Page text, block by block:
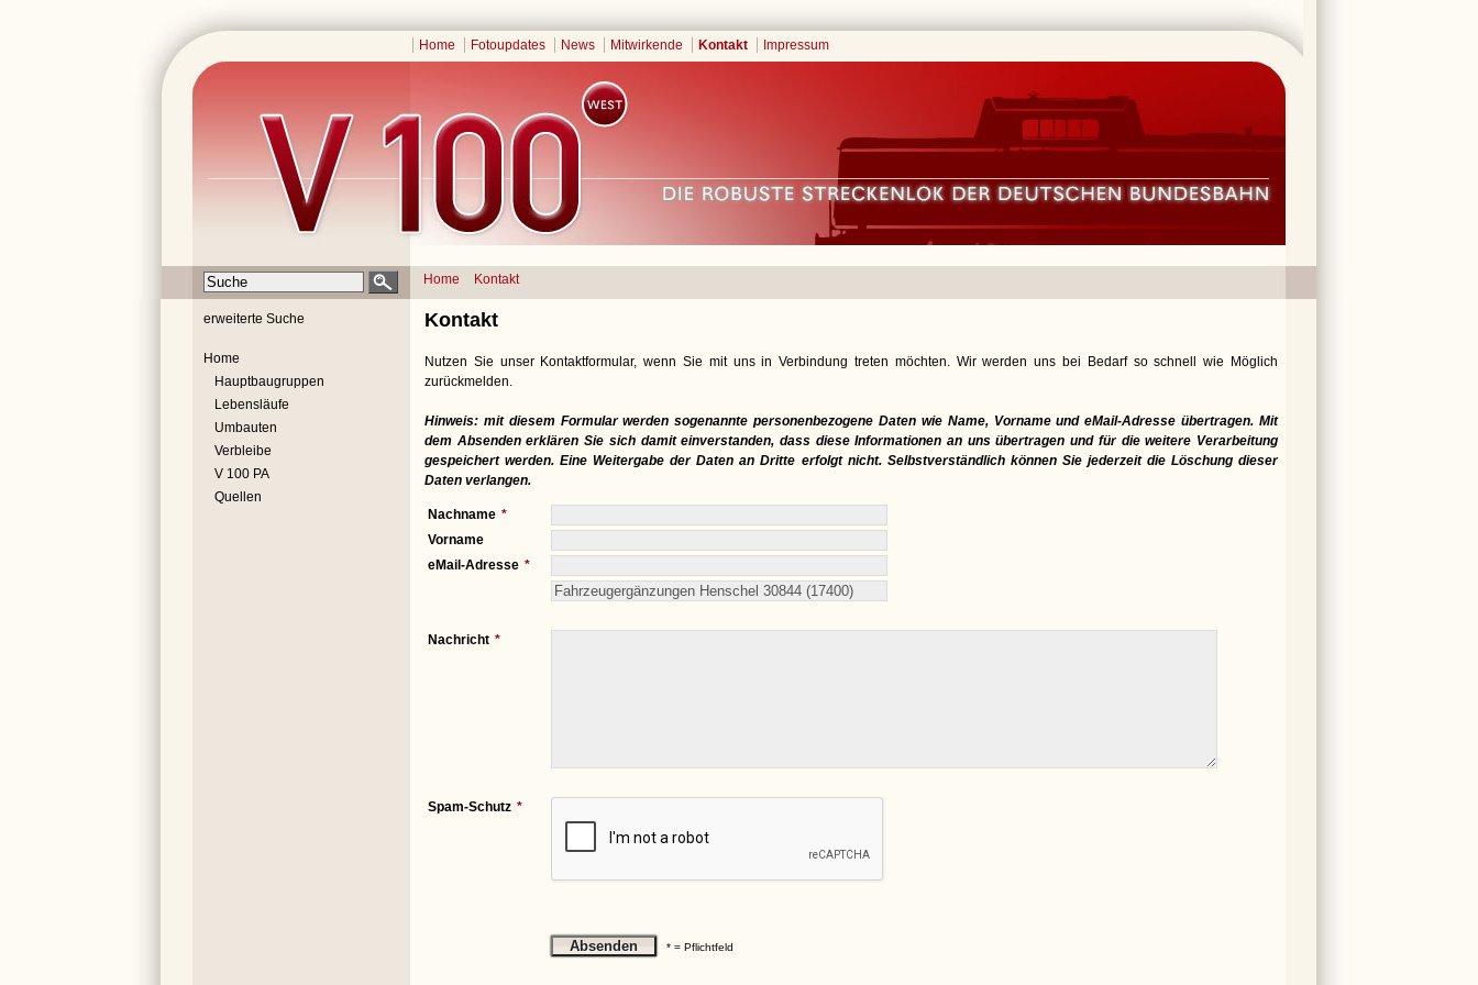
Home Fotoupdates News Mitwirkende Kontakt Impressum
Home Kontakt
erweiterte Suche
Home
Hauptbaugruppen
Lebensläufe
Umbauten
Verbleibe
V 100 PA
Quellen
Kontakt
Nutzen Sie unser Kontaktformular, wenn Sie mit uns in Verbindung treten möchten. Wir werden uns bei Bedarf so schnell wie Möglich
zurückmelden.
Hinweis: mit diesem Formular werden sogenannte personenbezogene Daten wie Name, Vorname und eMail-Adresse übertragen. Mit
dem Absenden erklären Sie sich damit einverstanden, dass diese Informationen an uns übertragen und für die weitere Verarbeitung
gespeichert werden. Eine Weitergabe der Daten an Dritte erfolgt nicht. Selbstverständlich können Sie jederzeit die Löschung dieser
Daten verlangen.
Nachname
Vorname
eMail-Adresse
Nachricht
Spam-Schutz
* = Pflichtfeld